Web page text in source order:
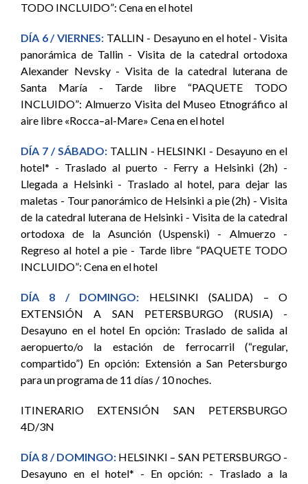
TODO INCLUIDO”: Cena en el hotel
DÍA 6 / VIERNES:TALLIN - Desayuno en el hotel - Visita
panorámica de Tallin - Visita de la catedral ortodoxa
Alexander Nevsky - Visita de la catedral luterana de
Santa María - Tarde libre “PAQUETE TODO
INCLUIDO”: Almuerzo Visita del Museo Etnográfico al
aire libre «Rocca–al-Mare» Cena en el hotel
DÍA 7 / SÁBADO:TALLIN - HELSINKI - Desayuno en el
hotel* - Traslado al puerto - Ferry a Helsinki (2h) -
Llegada a Helsinki - Traslado al hotel, para dejar las
maletas - Tour panorámico de Helsinki a pie (2h) - Visita
de la catedral luterana de Helsinki - Visita de la catedral
ortodoxa de la Asunción (Uspenski) - Almuerzo -
Regreso al hotel a pie - Tarde libre “PAQUETE TODO
INCLUIDO”: Cena en el hotel
DÍA 8 / DOMINGO: HELSINKI (SALIDA) – O
EXTENSIÓN A SAN PETERSBURGO (RUSIA) -
Desayuno en el hotel En opción: Traslado de salida al
aeropuerto/o la estación de ferrocarril (“regular,
compartido”) En opción: Extensión a San Petersburgo
para un programa de 11 días / 10 noches.
ITINERARIO EXTENSIÓN SAN PETERSBURGO
4D/3N
DÍA 8 / DOMINGO:HELSINKI – SAN PETERSBURGO -
Desayuno en el hotel* - En opción: - Traslado a la